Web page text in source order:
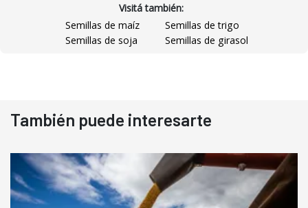
Visitá también:
Semillas de maíz
Semillas de trigo
Semillas de soja
Semillas de girasol
También puede interesarte